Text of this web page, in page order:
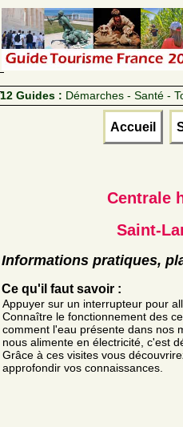
12 Guides : Démarches - Santé -
Accueil
Centrale
Saint-
Informations pratiques,
Ce qu'il faut savoir :
Appuyer sur un interrupteur pour
Connaître le fonctionnement des
comment l'eau présente dans nos
nous alimente en électricité, c'est
Grâce à ces visites vous
approfondir vos connaissances.